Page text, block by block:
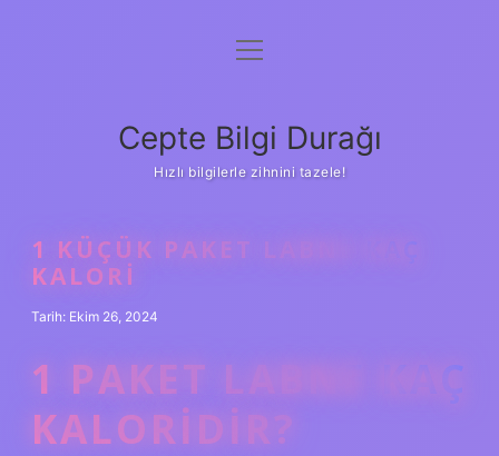
Anasayfa
Yasal Uyarı
menüyü
Cepte Bilgi Durağı
Hızlı bilgilerle zihnini tazele!
1 KÜÇÜK PAKET LABNE KAÇ
KALORI
Tarih: Ekim 26, 2024
1 PAKET LABNE KAÇ
KALORIDIR?